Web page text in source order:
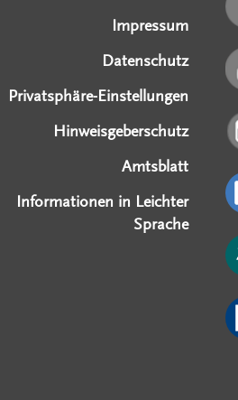
Impressum
Datenschutz
Privatsphäre-Einstellungen
Hinweisgeberschutz
Amtsblatt
Informationen in Leichter
Sprache